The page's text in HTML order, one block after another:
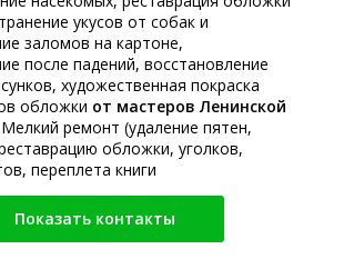
укусов от собак и
заломов на картоне,
после падений, восстановление
художественная покраска
обложки от мастеров Ленинской
ремонт (удаление пятен,
обложки, уголков,
переплета книги
Показать контакты